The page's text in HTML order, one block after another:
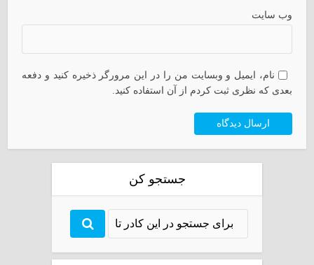
وب سایت
نام، ایمیل و وبسایت من را در این مرورگر ذخیره کنید و دفعه
بعدی که نظری ثبت کردم از آن استفاده کنید.
جستجو کن